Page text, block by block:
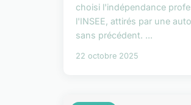
choisi l'indépendance
l'INSEE, attirés par une
sans précédent. ...
22 octobre 2025